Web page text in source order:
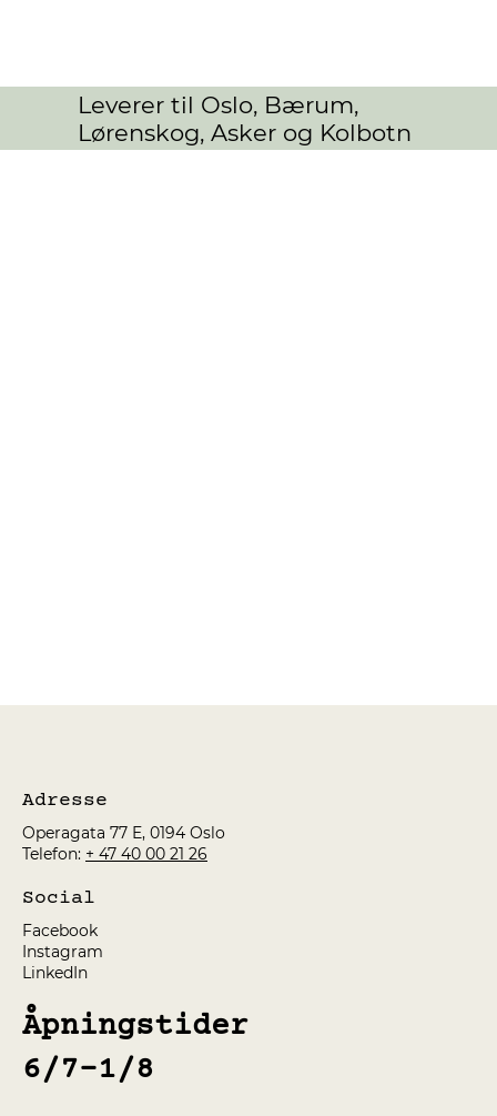
Leverer til Oslo, Bærum,
Lørenskog, Asker og Kolbotn
Operagata 77 E, 0194 Oslo
Telefon: + 47 40 00 21 26
Adresse
Facebook
Instagram
LinkedIn
Social
Åpningstider
6/7-1/8